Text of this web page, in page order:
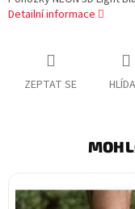
Detailní informace
ZEPTAT SE